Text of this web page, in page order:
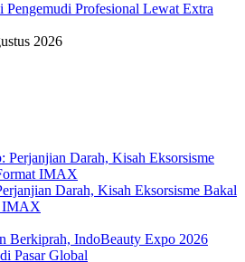
Pengemudi Profesional Lewat Extra
2026
Darah, Kisah Eksorsisme Bakal
IMAX